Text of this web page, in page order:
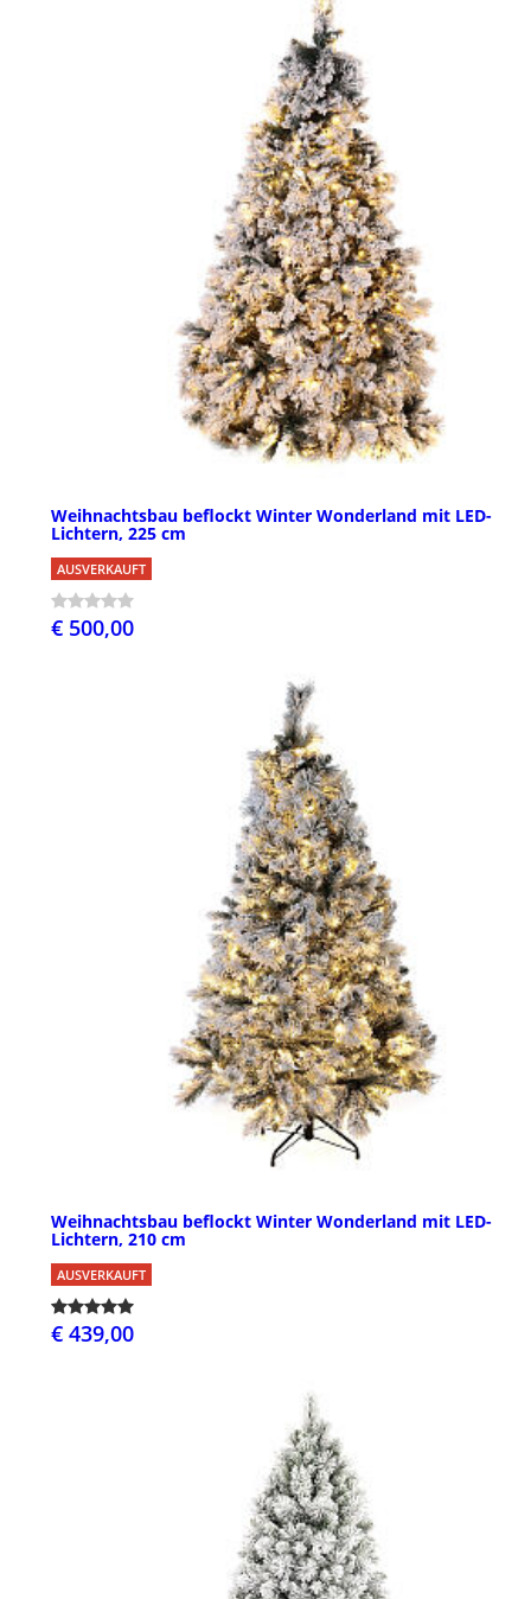
Weihnachtsbau beflockt Winter Wonderland mit LED-
Lichtern, 225 cm
AUSVERKAUFT
€ 500,00
Weihnachtsbau beflockt Winter Wonderland mit LED-
Lichtern, 210 cm
AUSVERKAUFT
€ 439,00